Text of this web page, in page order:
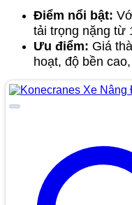
Điểm nổi bật:
tải trọng nặng từ
Ưu điểm: Giá
hoạt, độ bền